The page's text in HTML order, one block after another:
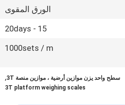
الورق المقوى
15 - 20days
1000sets / m
سطح واحد يزن موازين أرضية ، موازين منصة 3T ,
3T platform weighing scales